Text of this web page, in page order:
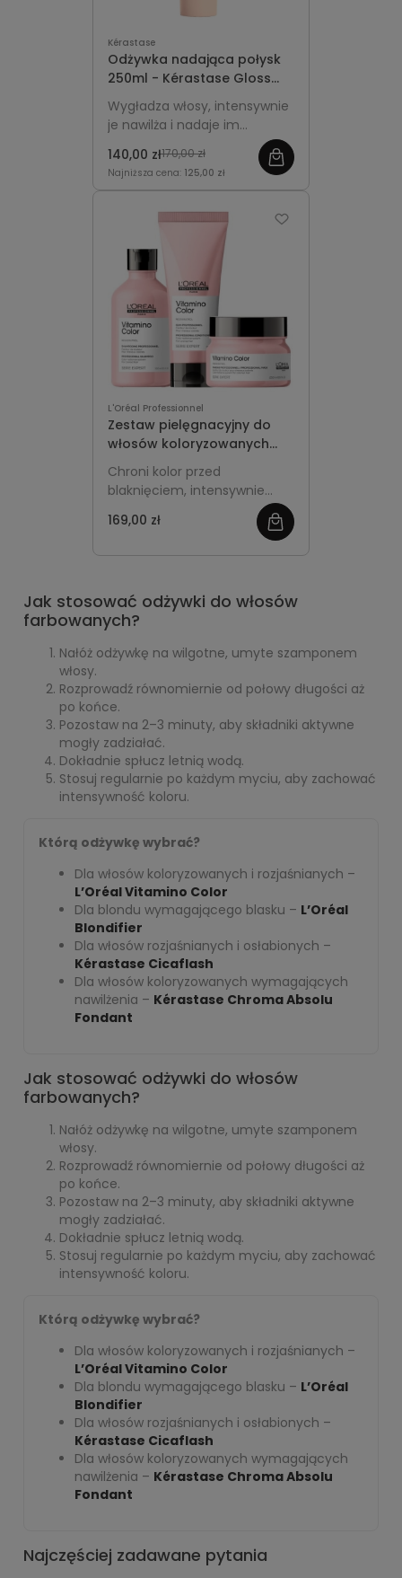
Kérastase
Odżywka nadająca połysk
250ml - Kérastase Gloss
Absolu Insta-Glaze
Wygładza włosy, intensywnie
je nawilża i nadaje im
obciążania.
140,00 zł170,00 zł
Najniższa cena: 125,00 zł
L'Oréal Professionnel
Zestaw pielęgnacyjny do
włosów koloryzowanych
L'Oreal Professionnel
Vitamino Color szampon
250ml + odżywka 200 ml +
maska 200 ml
Chroni kolor przed
blaknięciem, intensywnie
nawilża włosy po koloryzacji i
przywraca im miękkość oraz
169,00 zł
zobacz
więcej
Jak stosować odżywki do włosów
farbowanych?
Nałóż odżywkę na wilgotne, umyte szamponem
włosy.
Rozprowadź równomiernie od połowy długości aż
po końce.
Pozostaw na 2–3 minuty, aby składniki aktywne
mogły zadziałać.
Dokładnie spłucz letnią wodą.
Stosuj regularnie po każdym myciu, aby zachować
intensywność koloru.
Którą odżywkę wybrać?
Dla włosów koloryzowanych i rozjaśnianych –
L’Oréal Vitamino Color
Dla blondu wymagającego blasku – L’Oréal
Blondifier
Dla włosów rozjaśnianych i osłabionych –
Kérastase Cicaflash
Dla włosów koloryzowanych wymagających
nawilżenia – Kérastase Chroma Absolu
Fondant
Jak stosować odżywki do włosów
farbowanych?
Nałóż odżywkę na wilgotne, umyte szamponem
włosy.
Rozprowadź równomiernie od połowy długości aż
po końce.
Pozostaw na 2–3 minuty, aby składniki aktywne
mogły zadziałać.
Dokładnie spłucz letnią wodą.
Stosuj regularnie po każdym myciu, aby zachować
intensywność koloru.
Którą odżywkę wybrać?
Dla włosów koloryzowanych i rozjaśnianych –
L’Oréal Vitamino Color
Dla blondu wymagającego blasku – L’Oréal
Blondifier
Dla włosów rozjaśnianych i osłabionych –
Kérastase Cicaflash
Dla włosów koloryzowanych wymagających
nawilżenia – Kérastase Chroma Absolu
Fondant
Najczęściej zadawane pytania